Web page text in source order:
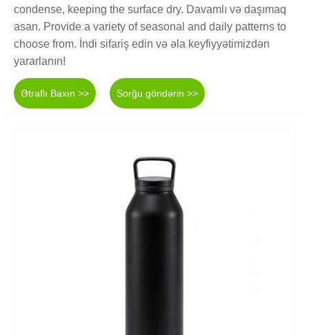
condense, keeping the surface dry. Davamlı və daşımaq
asan. Provide a variety of seasonal and daily patterns to
choose from. İndi sifariş edin və əla keyfiyyətimizdən
yararlanın!
Ətraflı Baxın >> Sorğu göndərin >>